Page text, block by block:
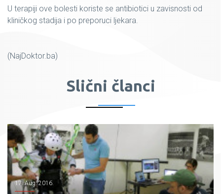
U terapiji ove bolesti koriste se antibiotici u zavisnosti od
kliničkog stadija i po preporuci ljekara.
(NajDoktor.ba)
Slični članci
17. Aug. 2016.